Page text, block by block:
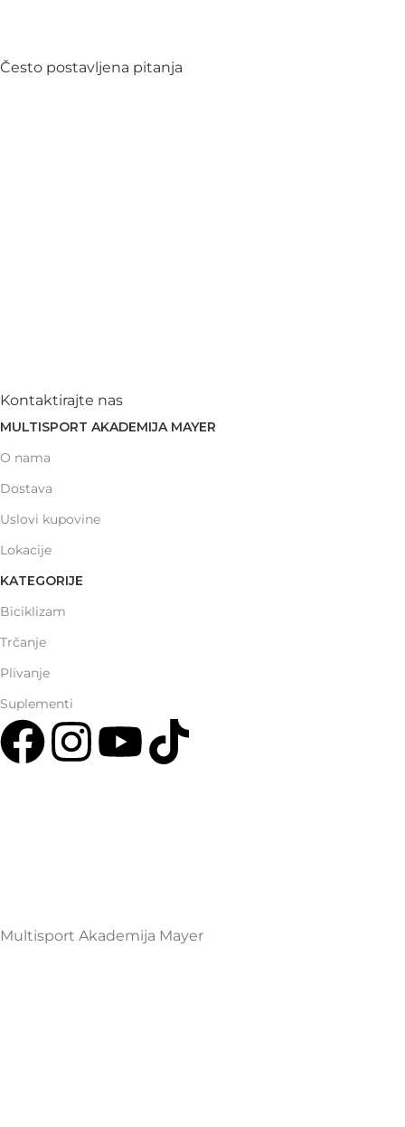
Često postavljena pitanja
Kontaktirajte nas
MULTISPORT AKADEMIJA MAYER
O nama
Dostava
Uslovi kupovine
Lokacije
KATEGORIJE
Biciklizam
Trčanje
Plivanje
Suplementi
Multisport Akademija Mayer